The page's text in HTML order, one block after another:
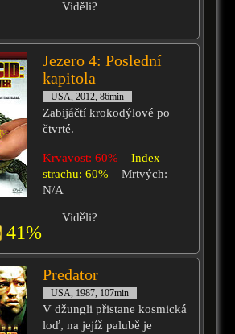
Viděli?
Jezero 4: Poslední
kapitola
USA, 2012, 86min
Zabijáčtí krokodýlové po
čtvrté.
Krvavost: 60%
Index
strachu: 60%
Mrtvých:
N/A
41%
Viděli?
Predator
USA, 1987, 107min
V džungli přistane kosmická
loď, na jejíž palubě je